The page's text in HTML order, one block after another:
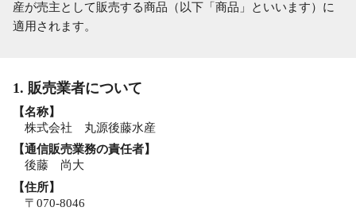
産が売主として販売する商品（以下「商品」といいます）に
適用されます。
1. 販売業者について
【名称】
株式会社 丸源後藤水産
【通信販売業務の責任者】
後藤 尚大
【住所】
〒070-8046